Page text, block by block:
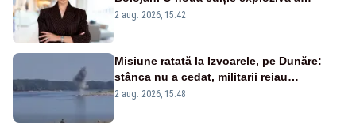
emisiunii „Miza Zilei” la Realitatea PLUS
2 aug. 2026, 15:42
Misiune ratată la Izvoarele, pe Dunăre:
stânca nu a cedat, militarii reiau
detonările luni – VIDEO
2 aug. 2026, 15:48